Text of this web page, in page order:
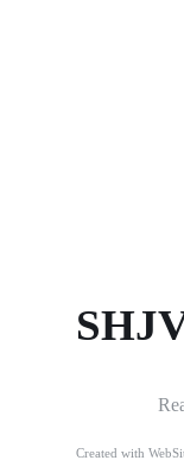
Created with